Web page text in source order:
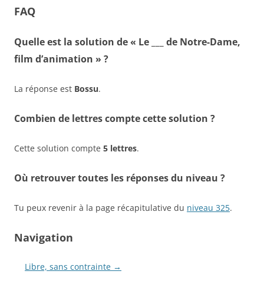
FAQ
Quelle est la solution de « Le ___ de Notre-Dame,
film d’animation » ?
La réponse est Bossu.
Combien de lettres compte cette solution ?
Cette solution compte 5 lettres.
Où retrouver toutes les réponses du niveau ?
Tu peux revenir à la page récapitulative du niveau 325.
Navigation
Libre, sans contrainte →